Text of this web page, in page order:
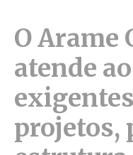
O Arame
atende
projetos,